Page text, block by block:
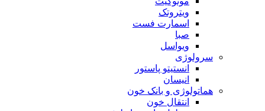
ویتروتک
اسمارت فست
صبا
ویواسل
سرولوژی
انستیتو پاستور
انیسان
هماتولوژی و بانک خون
انتقال خون